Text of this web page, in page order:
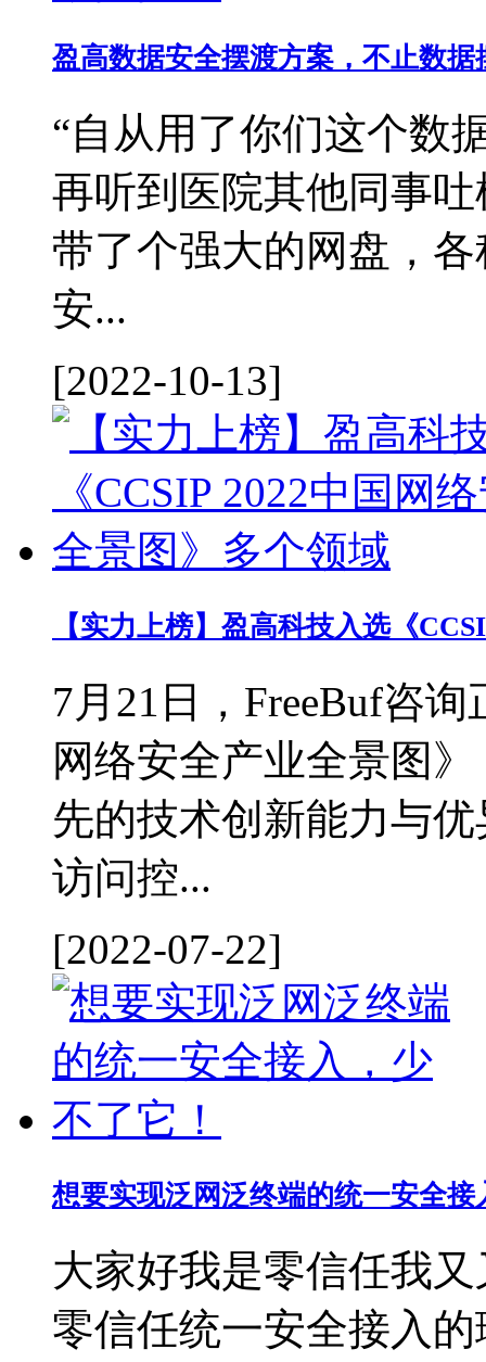
盈高数据安全摆渡方案，不止数据
“自从用了你们这个数
再听到医院其他同事
带了个强大的网盘，
安...
[2022-10-13]
【实力上榜】盈高科技入选《
7月21日，FreeBuf咨
网络安全产业全景图
先的技术创新能力与
访问控...
[2022-07-22]
想要实现泛网泛终端的统一安全接
大家好我是零信任我
零信任统一安全接入